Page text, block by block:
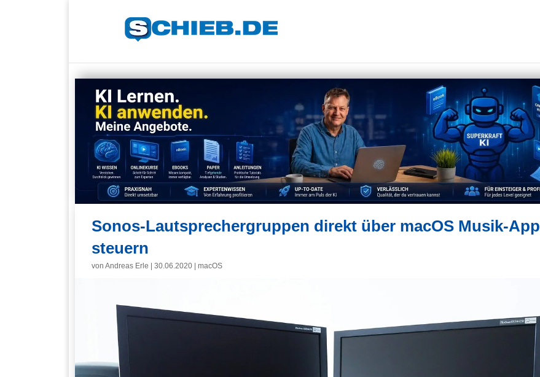
Sonos-Lautsprechergruppen direkt über macOS Musik-App
steuern
von Andreas Erle 30.06.2020 macOS